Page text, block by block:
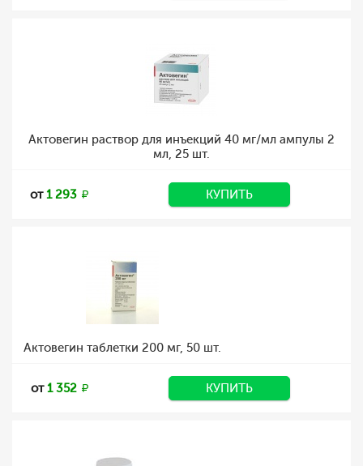
Актовегин раствор для инъекций 40 мг/мл ампулы 2
мл, 25 шт.
от1 293 КУПИТЬ
Актовегин таблетки 200 мг, 50 шт.
от1 352 КУПИТЬ